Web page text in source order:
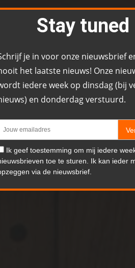
Stay tuned
je in voor onze nieuwsbrief
het laatste nieuws! Onze
iedere week op dinsdag (bij
en donderdag verstuurd.
Ik geef toestemming om mij iedere
toe te sturen. Ik kan ieder
via de nieuwsbrief.